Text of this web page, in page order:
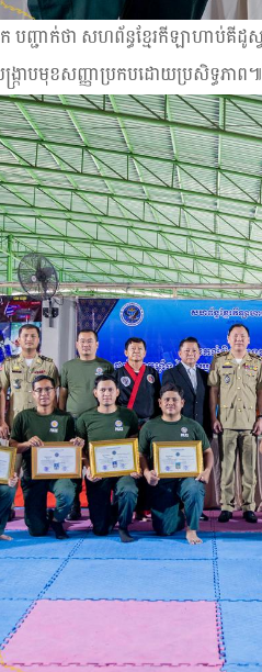
ាក់ថា សហព័ន្ធខ្មែរកីឡាហាប់គីដូស្
ក្រាបមុខសញ្ញាប្រកបដោយប្រសិទ្ធភាព៕